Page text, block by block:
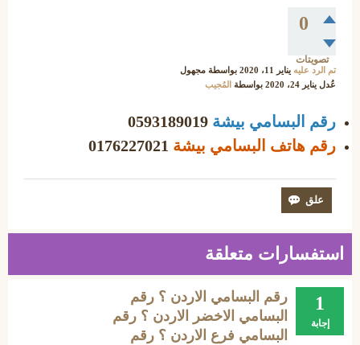
0
تصويتات
تم الرد عليه يناير 11، 2020 بواسطة مجهول
عُدل يناير 24، 2020 بواسطة المُجيب
رقم البسامي بيشة 0593189019
رقم هاتف البسامي بيشة 0176227021
استفسارات متعلقة
1
إجابة
رقم البسامي الاردن ؟ رقم
البسامي الاخضر الاردن ؟ رقم
البسامي فرع الاردن ؟ رقم